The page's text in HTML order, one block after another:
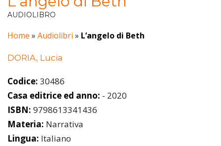
AUDIOLIBRO
Home » Audiolibri » L’angelo di Beth
DORIA, Lucia
Codice: 30486
Casa editrice ed anno: - 2020
ISBN: 9798613341436
Materia: Narrativa
Lingua: Italiano